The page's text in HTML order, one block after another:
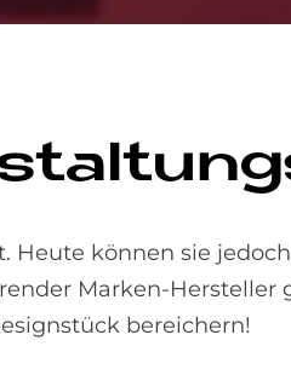
können sie
Marken-Hersteller
bereichern!